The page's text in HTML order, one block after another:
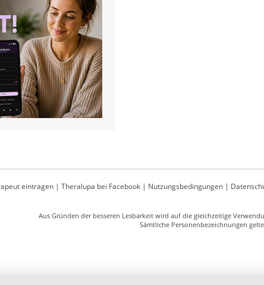
eintragen| Theralupa bei Facebook| Nutzungsbedingungen|
Aus Gründen der besseren Lesbarkeit wird auf die gleichzeitige
Sämtliche Personenbezeichnungen